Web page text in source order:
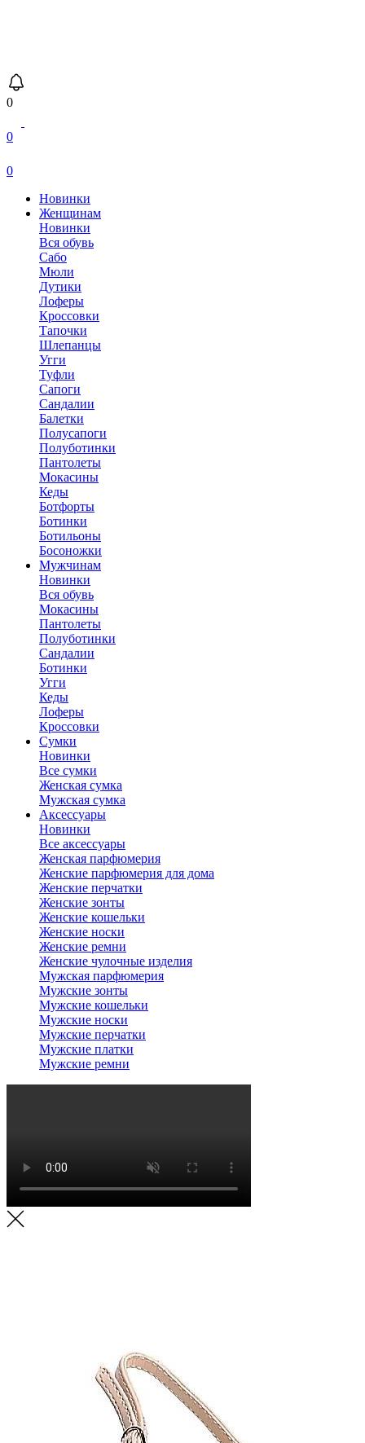
0
0
0
Новинки
Женщинам
Новинки
Вся обувь
Сабо
Мюли
Дутики
Лоферы
Кроссовки
Тапочки
Шлепанцы
Угги
Туфли
Сапоги
Сандалии
Балетки
Полусапоги
Полуботинки
Пантолеты
Мокасины
Кеды
Ботфорты
Ботинки
Ботильоны
Босоножки
Мужчинам
Новинки
Вся обувь
Мокасины
Пантолеты
Полуботинки
Сандалии
Ботинки
Угги
Кеды
Лоферы
Кроссовки
Сумки
Новинки
Все сумки
Женская сумка
Мужская сумка
Аксессуары
Новинки
Все аксессуары
Женская парфюмерия
Женские парфюмерия для дома
Женские перчатки
Женские зонты
Женские кошельки
Женские носки
Женские ремни
Женские чулочные изделия
Мужская парфюмерия
Мужские зонты
Мужские кошельки
Мужские носки
Мужские перчатки
Мужские платки
Мужские ремни